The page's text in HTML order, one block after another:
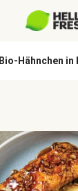
Bio-Hähnchen